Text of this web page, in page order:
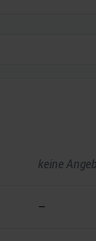
keine
–